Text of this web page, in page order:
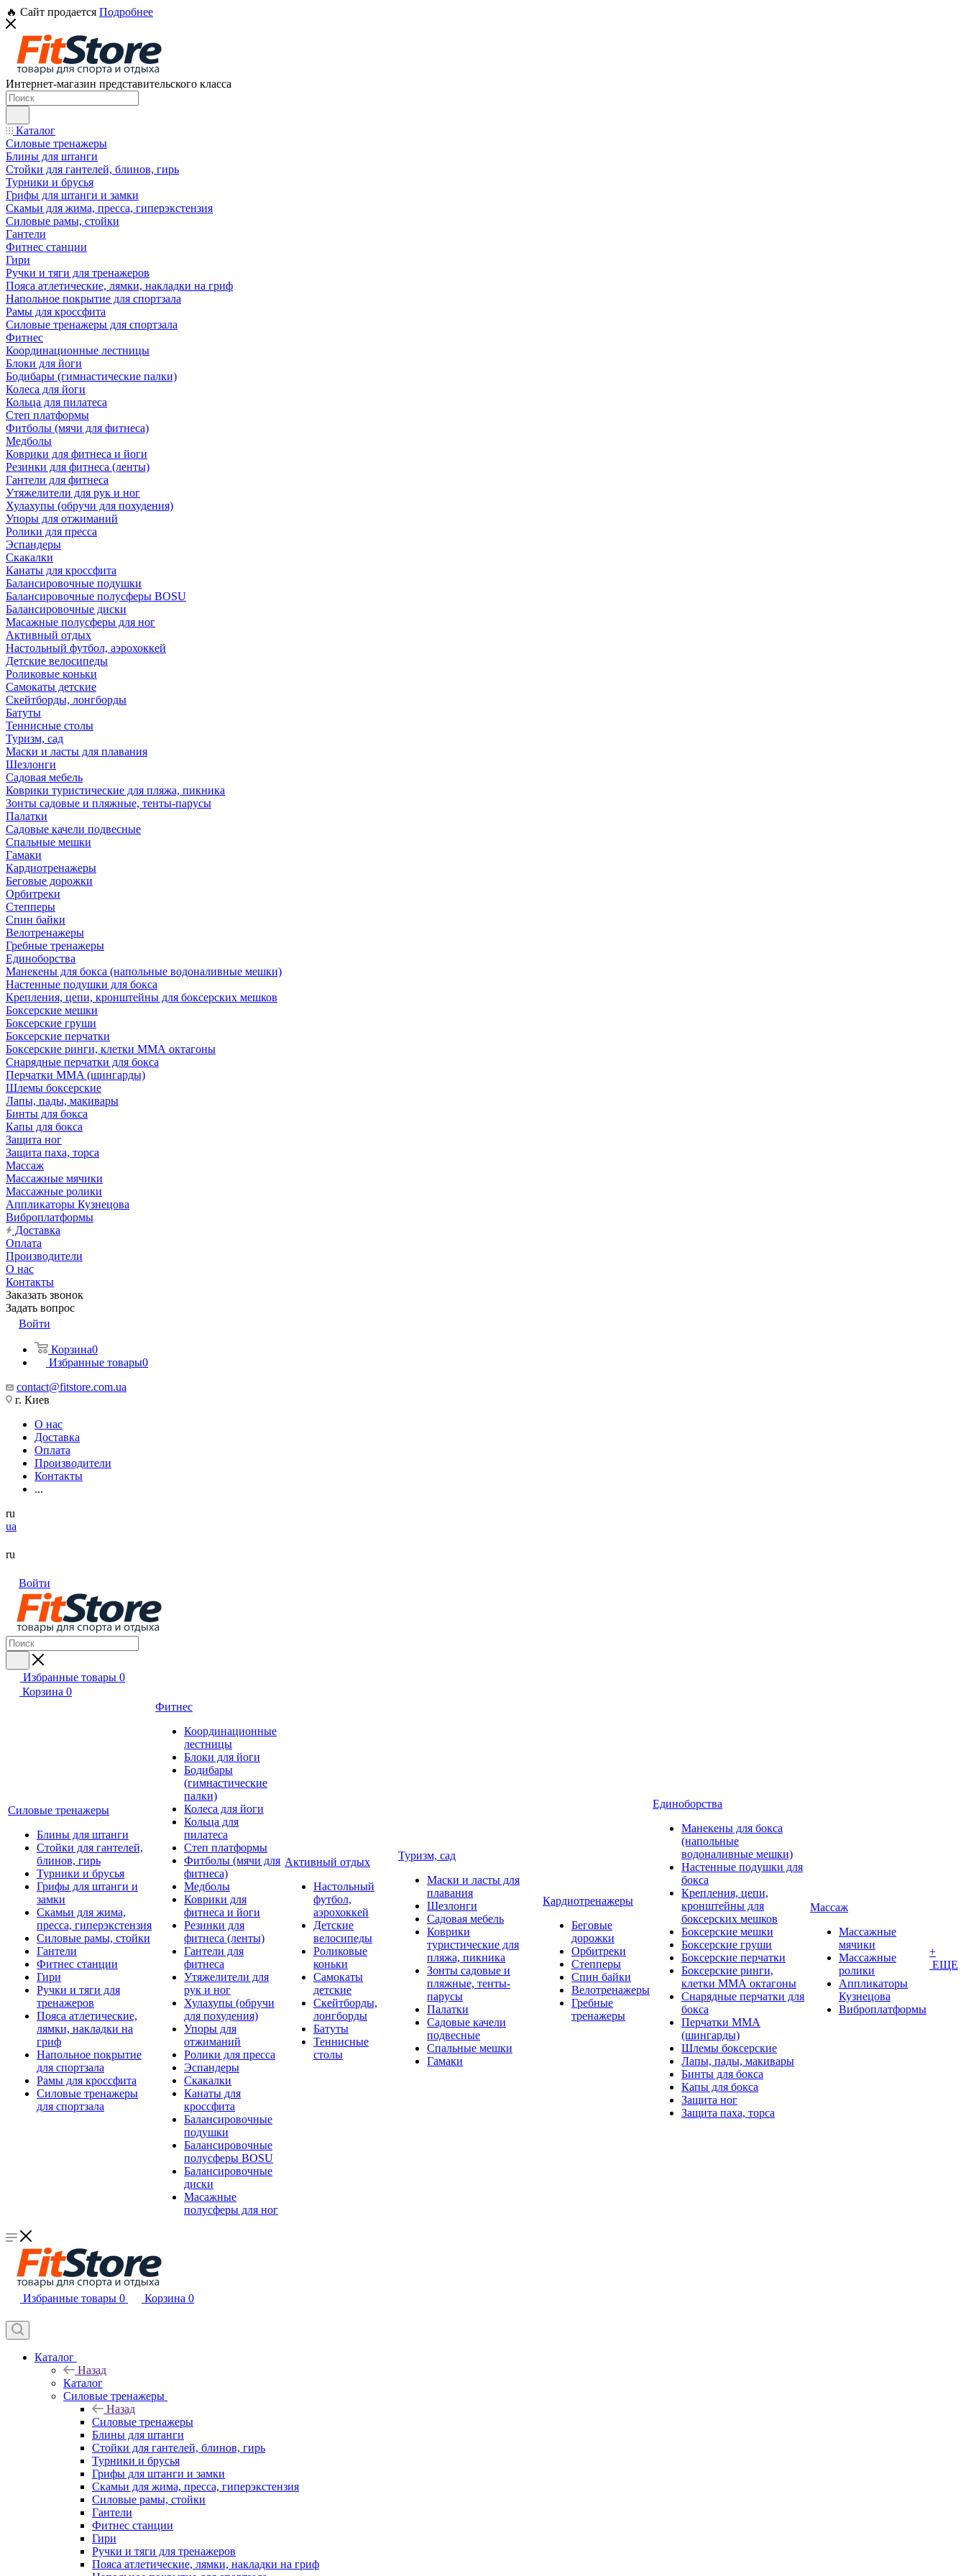
🔥 Сайт продается Подробнее
Интернет-магазин представительского класса
Каталог
Силовые тренажеры
Блины для штанги
Стойки для гантелей, блинов, гирь
Турники и брусья
Грифы для штанги и замки
Скамьи для жима, пресса, гиперэкстензия
Силовые рамы, стойки
Гантели
Фитнес станции
Гири
Ручки и тяги для тренажеров
Пояса атлетические, лямки, накладки на гриф
Напольное покрытие для спортзала
Рамы для кроссфита
Силовые тренажеры для спортзала
Фитнес
Координационные лестницы
Блоки для йоги
Бодибары (гимнастические палки)
Колеса для йоги
Кольца для пилатеса
Степ платформы
Фитболы (мячи для фитнеса)
Медболы
Коврики для фитнеса и йоги
Резинки для фитнеса (ленты)
Гантели для фитнеса
Утяжелители для рук и ног
Хулахупы (обручи для похудения)
Упоры для отжиманий
Ролики для пресса
Эспандеры
Скакалки
Канаты для кроссфита
Балансировочные подушки
Балансировочные полусферы BOSU
Балансировочные диски
Масажные полусферы для ног
Активный отдых
Настольный футбол, аэрохоккей
Детские велосипеды
Роликовые коньки
Самокаты детские
Скейтборды, лонгборды
Батуты
Теннисные столы
Туризм, сад
Маски и ласты для плавания
Шезлонги
Садовая мебель
Коврики туристические для пляжа, пикника
Зонты садовые и пляжные, тенты-парусы
Палатки
Садовые качели подвесные
Спальные мешки
Гамаки
Кардиотренажеры
Беговые дорожки
Орбитреки
Степперы
Спин байки
Велотренажеры
Гребные тренажеры
Единоборства
Манекены для бокса (напольные водоналивные мешки)
Настенные подушки для бокса
Крепления, цепи, кронштейны для боксерских мешков
Боксерские мешки
Боксерские груши
Боксерские перчатки
Боксерские ринги, клетки ММА октагоны
Снарядные перчатки для бокса
Перчатки MMA (шингарды)
Шлемы боксерские
Лапы, пады, макивары
Бинты для бокса
Капы для бокса
Защита ног
Защита паха, торса
Массаж
Массажные мячики
Массажные ролики
Аппликаторы Кузнецова
Виброплатформы
Доставка
Оплата
Производители
О нас
Контакты
Заказать звонок
Задать вопрос
Войти
Корзина0
Избранные товары0
contact@fitstore.com.ua
г. Киев
О нас
Доставка
Оплата
Производители
Контакты
...
ru
ua
ru
Войти
Избранные товары 0
Корзина 0
Силовые тренажеры
Блины для штанги
Стойки для гантелей,
блинов, гирь
Турники и брусья
Грифы для штанги и
замки
Скамьи для жима,
пресса, гиперэкстензия
Силовые рамы, стойки
Гантели
Фитнес станции
Гири
Ручки и тяги для
тренажеров
Пояса атлетические,
лямки, накладки на
гриф
Напольное покрытие
для спортзала
Рамы для кроссфита
Силовые тренажеры
для спортзала
Фитнес
Координационные
лестницы
Блоки для йоги
Бодибары
(гимнастические
палки)
Колеса для йоги
Кольца для
пилатеса
Степ платформы
Фитболы (мячи для
фитнеса)
Медболы
Коврики для
фитнеса и йоги
Резинки для
фитнеса (ленты)
Гантели для
фитнеса
Утяжелители для
рук и ног
Хулахупы (обручи
для похудения)
Упоры для
отжиманий
Ролики для пресса
Эспандеры
Скакалки
Канаты для
кроссфита
Балансировочные
подушки
Балансировочные
полусферы BOSU
Балансировочные
диски
Масажные
полусферы для ног
Активный отдых
Настольный
футбол,
аэрохоккей
Детские
велосипеды
Роликовые
коньки
Самокаты
детские
Скейтборды,
лонгборды
Батуты
Теннисные
столы
Туризм, сад
Маски и ласты для
плавания
Шезлонги
Садовая мебель
Коврики
туристические для
пляжа, пикника
Зонты садовые и
пляжные, тенты-
парусы
Палатки
Садовые качели
подвесные
Спальные мешки
Гамаки
Кардиотренажеры
Беговые
дорожки
Орбитреки
Степперы
Спин байки
Велотренажеры
Гребные
тренажеры
Единоборства
Манекены для бокса
(напольные
водоналивные мешки)
Настенные подушки для
бокса
Крепления, цепи,
кронштейны для
боксерских мешков
Боксерские мешки
Боксерские груши
Боксерские перчатки
Боксерские ринги,
клетки ММА октагоны
Снарядные перчатки для
бокса
Перчатки MMA
(шингарды)
Шлемы боксерские
Лапы, пады, макивары
Бинты для бокса
Капы для бокса
Защита ног
Защита паха, торса
Массаж
Массажные
мячики
Массажные
ролики
Аппликаторы
Кузнецова
Виброплатформы
+
ЕЩЕ
Избранные товары 0 Корзина 0
Каталог
Назад
Каталог
Силовые тренажеры
Назад
Силовые тренажеры
Блины для штанги
Стойки для гантелей, блинов, гирь
Турники и брусья
Грифы для штанги и замки
Скамьи для жима, пресса, гиперэкстензия
Силовые рамы, стойки
Гантели
Фитнес станции
Гири
Ручки и тяги для тренажеров
Пояса атлетические, лямки, накладки на гриф